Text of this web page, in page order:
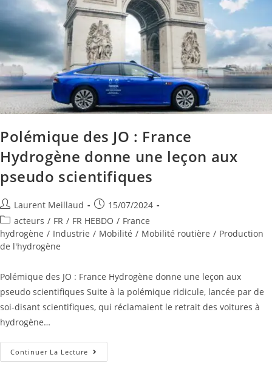
Polémique des JO : France
Hydrogène donne une leçon aux
pseudo scientifiques
Laurent Meillaud
15/07/2024
acteurs / FR / FR HEBDO / France
hydrogène / Industrie / Mobilité / Mobilité routière / Production
de l'hydrogène
Polémique des JO : France Hydrogène donne une leçon aux
pseudo scientifiques Suite à la polémique ridicule, lancée par de
soi-disant scientifiques, qui réclamaient le retrait des voitures à
hydrogène…
Continuer La Lecture